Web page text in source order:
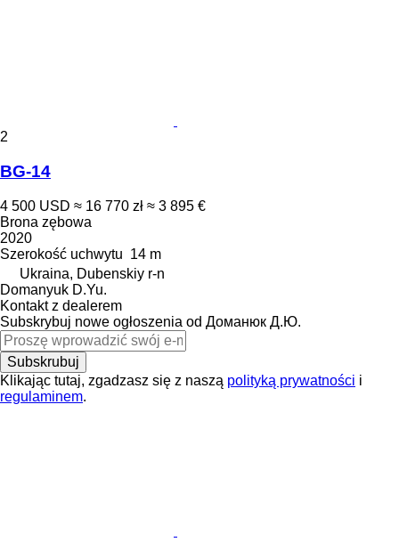
2
BG-14
4 500 USD ≈ 16 770 zł ≈ 3 895 €
Brona zębowa
2020
Szerokość uchwytu 14 m
Ukraina, Dubenskiy r-n
Domanyuk D.Yu.
Kontakt z dealerem
Subskrybuj nowe ogłoszenia od Доманюк Д.Ю.
Subskrubuj
Klikając tutaj, zgadzasz się z naszą polityką prywatności i
regulaminem.